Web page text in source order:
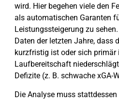
wird. Hier begehen viele den
als automatischen Garanten
Leistungssteigerung zu
Daten der letzten Jahre, dass
kurzfristig ist oder sich primär
Laufbereitschaft
Defizite (z. B. schwache xGA-
Die Analyse muss